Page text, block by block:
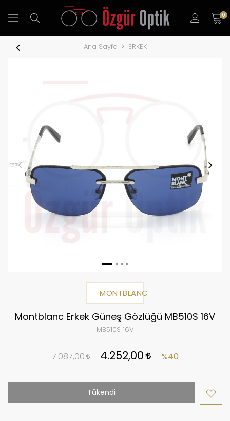
0
Ana Sayfa ERKEK
MONTBLANC
Montblanc Erkek Güneş Gözlüğü MB510S 16V
MB510S 16V
7.087,00 4.252,00 %40
Tükendi